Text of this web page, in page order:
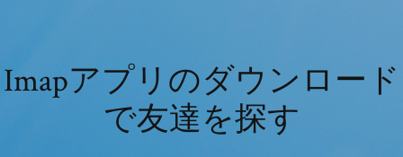
Imapアプリのダウンロード
で友達を探す